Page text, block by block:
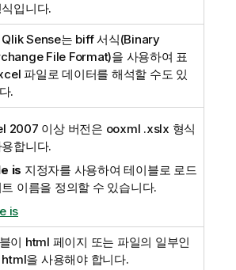
입니다.
Qlik Sense는 biff서식(Binary
File Format)을 사용하여 표
파일로 데이터를 해석할 수도 있
.
2007 이상 버전은 ooxml .xslx 형식
합니다.
is 지정자를 사용하여 테이블로 로드
이름을 정의할 수 있습니다.
is
이 html 페이지 또는 파일의 일부인
html을 사용해야 합니다.